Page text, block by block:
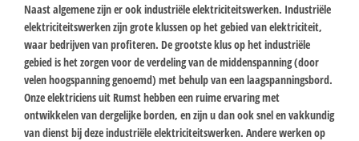
Naast algemene zijn er ook industriële elektriciteitswerken. Industriële
elektriciteitswerken zijn grote klussen op het gebied van elektriciteit,
waar bedrijven van profiteren. De grootste klus op het industriële
gebied is het zorgen voor de verdeling van de middenspanning (door
velen hoogspanning genoemd) met behulp van een laagspanningsbord.
Onze elektriciens uit Rumst hebben een ruime ervaring met
ontwikkelen van dergelijke borden, en zijn u dan ook snel en vakkundig
van dienst bij deze industriële elektriciteitswerken. Andere werken op